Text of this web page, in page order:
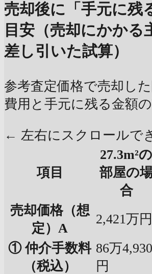
売却後に「手元に残
目安（売却にかかる
差し引いた試算）
参考査定価格で売却し
費用と手元に残る金額の
← 左右にスクロールで
項目
27.3m²の
部屋の
合
売却価格（想
定）A
2,421万円
① 仲介手数料
（税込）
86万4,930
円